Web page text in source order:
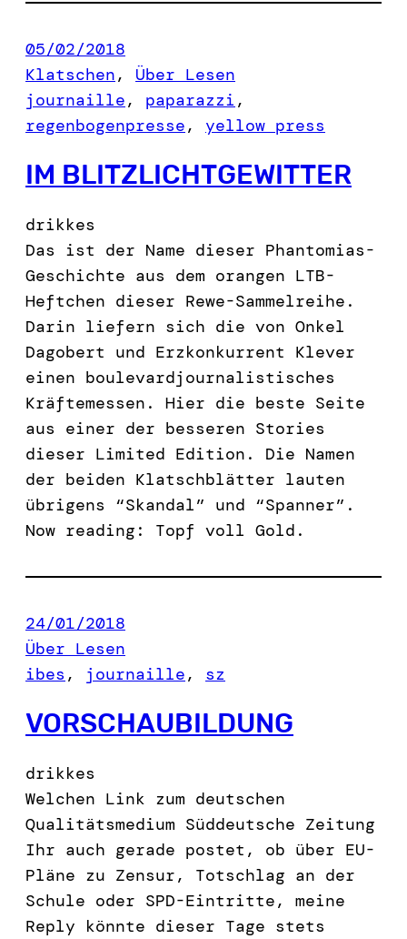
05/02/2018
Klatschen, Über Lesen
journaille, paparazzi
regenbogenpresse, yellow press
IM BLITZLICHTGEWITTER
drikkes
Das ist der Name dieser Phantomias-
Geschichte aus dem orangen LTB-
Heftchen dieser Rewe-Sammelreihe.
Darin liefern sich die von Onkel
Dagobert und Erzkonkurrent Klever
einen boulevardjournalistisches
Kräftemessen. Hier die beste Seite
aus einer der besseren Stories
dieser Limited Edition. Die Namen
der beiden Klatschblätter lauten
übrigens “Skandal” und “Spanner”.
Now reading: Topf voll Gold.
24/01/2018
Über Lesen
ibes , journaille, sz
VORSCHAUBILDUNG
drikkes
Welchen Link zum deutschen
Qualitätsmedium Süddeutsche Zeitung
Ihr auch gerade postet, ob über EU-
Pläne zu Zensur, Totschlag an der
Schule oder SPD-Eintritte, meine
Reply könnte dieser Tage stets